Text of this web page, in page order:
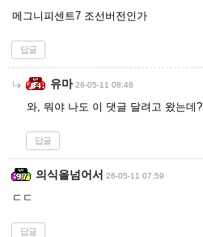
메그니피센트7 조선버전인가
답글
유마 26-05-11 08:48
와, 뭐야 나도 이 댓글 달려고 왔는데
답글
의식을넘어서 26-05-11 07:59
ㄷㄷ
답글